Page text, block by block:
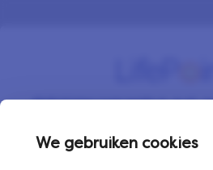
We gebruiken cookies
BEGIN VANDAAG
VERDIENEN